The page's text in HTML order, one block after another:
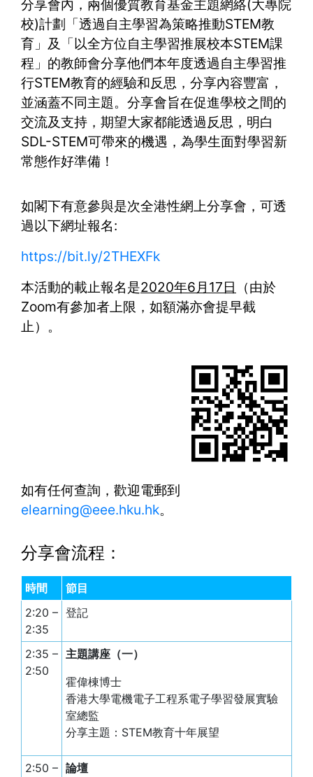
分享會內，兩個優質教育基金主題網絡(大專院
校)計劃「透過自主學習為策略推動STEM教
育」及「以全方位自主學習推展校本STEM課
程」的教師會分享他們本年度透過自主學習推
行STEM教育的經驗和反思，分享內容豐富，
並涵蓋不同主題。分享會旨在促進學校之間的
交流及支持，期望大家都能透過反思，明白
SDL-STEM可帶來的機遇，為學生面對學習新
常態作好準備！
如閣下有意參與是次全港性網上分享會，可透
過以下網址報名:
https://bit.ly/2THEXFk
本活動的載止報名是2020年6月17日
（由於
Zoom有參加者上限，如額滿亦會提早截
止）。
如有任何查詢，歡迎電郵到
elearning@eee.hku.hk。
分享會流程：
時間
節目
2:20 –
2:35
登記
2:35 –
2:50
主題講座（一）
霍偉棟博士
香港大學電機電子工程系電子學習發展實驗
室總監
分享主題：STEM教育十年展望
2:50 – 論壇